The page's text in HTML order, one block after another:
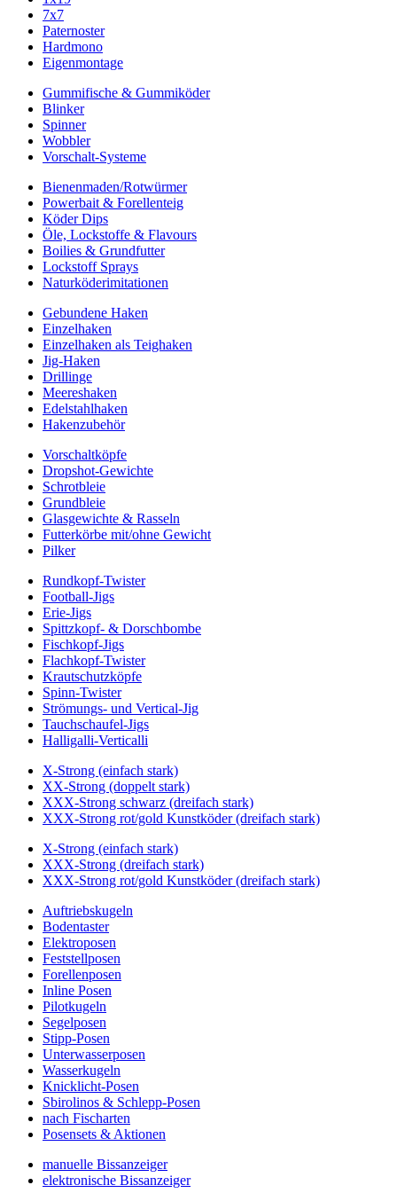
7x7
Paternoster
Hardmono
Eigenmontage
Gummifische & Gummiköder
Blinker
Spinner
Wobbler
Vorschalt-Systeme
Bienenmaden/Rotwürmer
Powerbait & Forellenteig
Köder Dips
Öle, Lockstoffe & Flavours
Boilies & Grundfutter
Lockstoff Sprays
Naturköderimitationen
Gebundene Haken
Einzelhaken
Einzelhaken als Teighaken
Jig-Haken
Drillinge
Meereshaken
Edelstahlhaken
Hakenzubehör
Vorschaltköpfe
Dropshot-Gewichte
Schrotbleie
Grundbleie
Glasgewichte & Rasseln
Futterkörbe mit/ohne Gewicht
Pilker
Rundkopf-Twister
Football-Jigs
Erie-Jigs
Spittzkopf- & Dorschbombe
Fischkopf-Jigs
Flachkopf-Twister
Krautschutzköpfe
Spinn-Twister
Strömungs- und Vertical-Jig
Tauchschaufel-Jigs
Halligalli-Verticalli
X-Strong (einfach stark)
XX-Strong (doppelt stark)
XXX-Strong schwarz (dreifach stark)
XXX-Strong rot/gold Kunstköder (dreifach stark)
X-Strong (einfach stark)
XXX-Strong (dreifach stark)
XXX-Strong rot/gold Kunstköder (dreifach stark)
Auftriebskugeln
Bodentaster
Elektroposen
Feststellposen
Forellenposen
Inline Posen
Pilotkugeln
Segelposen
Stipp-Posen
Unterwasserposen
Wasserkugeln
Knicklicht-Posen
Sbirolinos & Schlepp-Posen
nach Fischarten
Posensets & Aktionen
manuelle Bissanzeiger
elektronische Bissanzeiger